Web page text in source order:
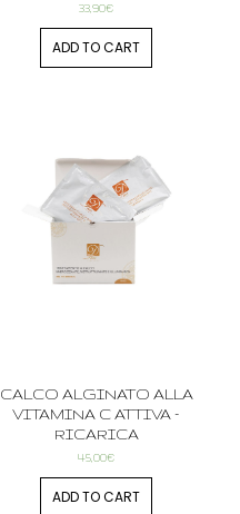
33,90€
ADD TO CART
CALCO ALGINATO ALLA
VITAMINA C ATTIVA –
RICARICA
45,00€
ADD TO CART